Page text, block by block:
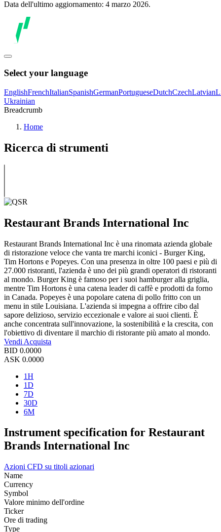
Data dell'ultimo aggiornamento: 4 marzo 2026.
Select your language
EnglishFrenchItalianSpanishGermanPortugueseDutchCzechLatvian
Ukrainian
Breadcrumb
Home
Ricerca di strumenti
Restaurant Brands International Inc
Restaurant Brands International Inc è una rinomata azienda globale
di ristorazione veloce che vanta tre marchi iconici - Burger King,
Tim Hortons e Popeyes. Con una presenza in oltre 100 paesi e più di
27.000 ristoranti, l'azienda è uno dei più grandi operatori di ristoranti
al mondo. Burger King è famoso per i suoi hamburger alla griglia,
mentre Tim Hortons è una catena leader di caffè e prodotti da forno
in Canada. Popeyes è una popolare catena di pollo fritto con un
menu in stile Louisiana. L'azienda si impegna a offrire cibo dal
sapore delizioso, servizio eccezionale e valore ai suoi clienti. È
anche concentrata sull'innovazione, la sostenibilità e la crescita, con
l'obiettivo di diventare il marchio di ristorante più amato al mondo.
Vendi Acquista
BID 0.0000
ASK 0.0000
1H
1D
7D
30D
6M
Instrument specification for Restaurant
Brands International Inc
Azioni CFD su titoli azionari
Name
Currency
Symbol
Valore minimo dell'ordine
Ticker
Ore di trading
Type